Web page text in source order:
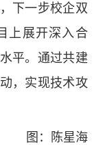
下一步校企双
上展开深入合
平。通过共建
，实现技术攻
图：陈星海